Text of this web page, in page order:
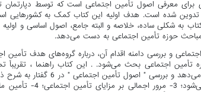
معرفی اصول تأمین اجتماعی است که توسط دپارتمان
تدوین شده است. هدف اولیه این کتاب کمک به کشورهایی
به شکلی ساده، خلاصه و البته جامع، اصول اساسی و
مباحث حوزه تأمین اجتماعی به دست می‌دهد.
و بررسی دامنه اقدام آن، درباره گروه‌های هدف
تأمین اجتماعی بحث می‌شود. . این کتاب راهنما ،